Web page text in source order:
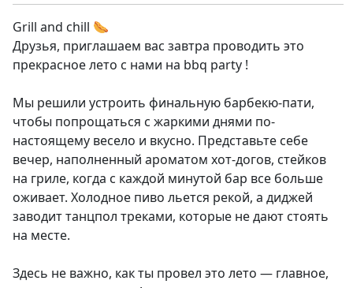
Grill and chill 🌭
Друзья, приглашаем вас завтра проводить это
прекрасное лето с нами на bbq party !
Мы решили устроить финальную барбекю-пати,
чтобы попрощаться с жаркими днями по-
настоящему весело и вкусно. Представьте себе
вечер, наполненный ароматом хот-догов, стейков
на гриле, когда с каждой минутой бар все больше
оживает. Холодное пиво льется рекой, а диджей
заводит танцпол треками, которые не дают стоять
на месте.
Здесь не важно, как ты провел это лето — главное,